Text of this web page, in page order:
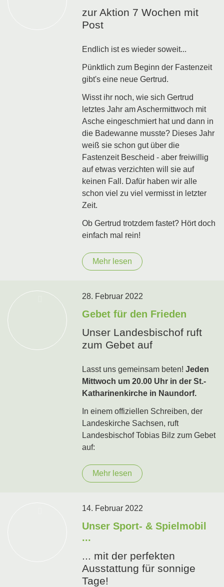
zur Aktion 7 Wochen mit
Post
Endlich ist es wieder soweit...
Pünktlich zum Beginn der Fastenzeit
gibt's eine neue Gertrud.
Wisst ihr noch, wie sich Gertrud
letztes Jahr am Aschermittwoch mit
Asche eingeschmiert hat und dann in
die Badewanne musste? Dieses Jahr
weiß sie schon gut über die
Fastenzeit Bescheid - aber freiwillig
auf etwas verzichten will sie auf
keinen Fall. Dafür haben wir alle
schon viel zu viel vermisst in letzter
Zeit.
Ob Gertrud trotzdem fastet? Hört doch
einfach mal rein!
Mehr lesen
28. Februar 2022
Gebet für den Frieden
Unser Landesbischof ruft
zum Gebet auf
Lasst uns gemeinsam beten!Jeden
Mittwoch um 20.00 Uhr in der St.-
Katharinenkirche in Naundorf.
In einem offiziellen Schreiben, der
Landeskirche Sachsen, ruft
Landesbischof Tobias Bilz zum Gebet
auf:
Mehr lesen
14. Februar 2022
Unser Sport- & Spielmobil
...
... mit der perfekten
Ausstattung für sonnige
Tage!